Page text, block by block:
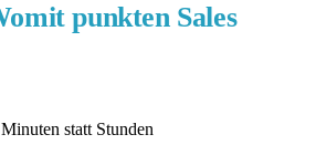
punkten Sales
statt Stunden